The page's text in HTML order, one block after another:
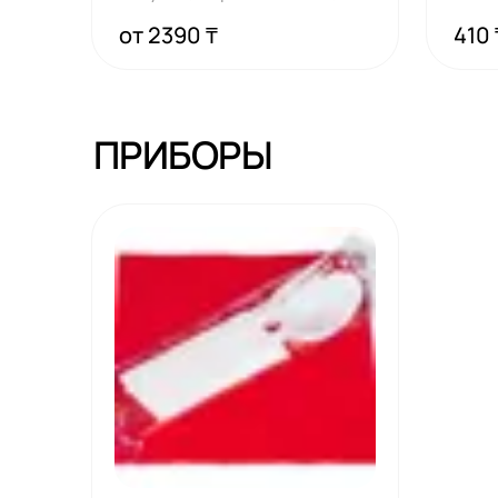
от 2390 ₸ 410
ПРИБОРЫ